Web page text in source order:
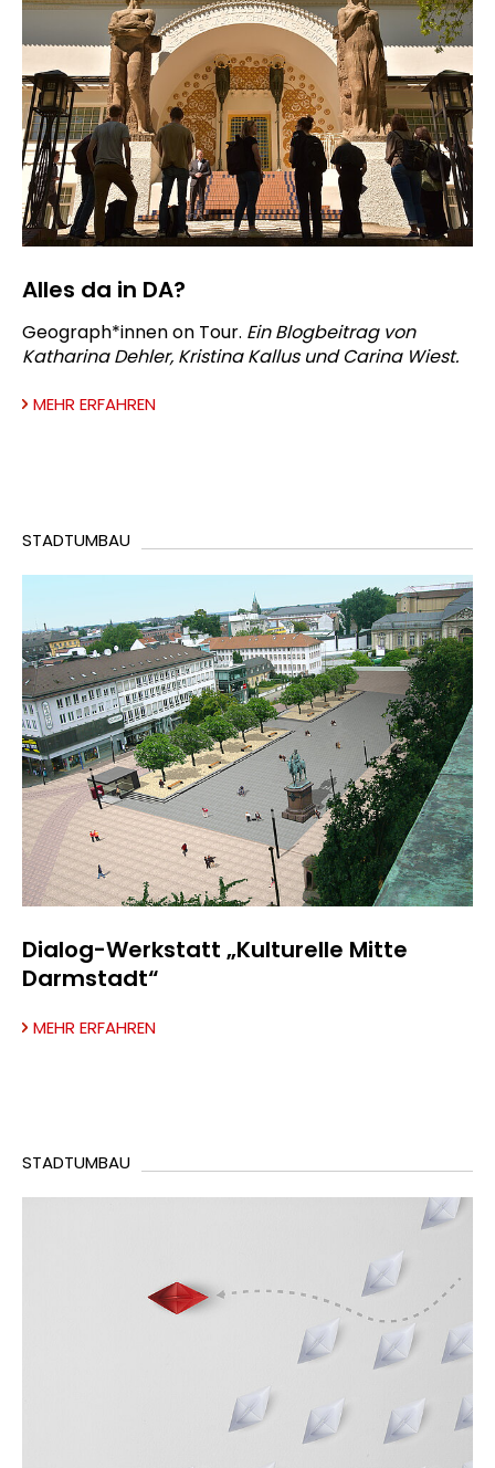
Alles da in DA?
Geograph*innen on Tour. Ein Blogbeitrag von
Katharina Dehler, Kristina Kallus und Carina Wiest.
MEHR ERFAHREN
STADTUMBAU
Dialog-Werkstatt „Kulturelle Mitte
Darmstadt“
MEHR ERFAHREN
STADTUMBAU